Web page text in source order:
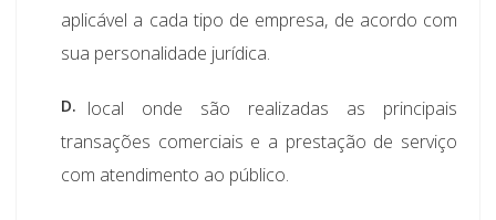
aplicável a cada tipo de empresa, de acordo com
sua personalidade jurídica.
D.
local onde são realizadas as principais
transações comerciais e a prestação de serviço
com atendimento ao público.